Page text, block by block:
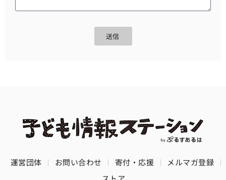
送信
運営団体 お問い合わせ 寄付・応援
メルマガ登録